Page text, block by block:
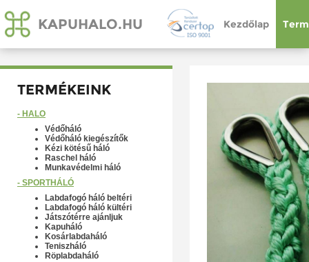
KAPUHALO.HU Kezdőlap
TERMÉKEINK
- HÁLÓ
Védőháló
Védőháló kiegészítők
Kézi kötésű háló
Raschel háló
Munkavédelmi háló
- SPORTHÁLÓ
Labdafogó háló beltéri
Labdafogó háló kültéri
Játszótérre ajánljuk
Kapuháló
Kosárlabdaháló
Teniszháló
Röplabdaháló